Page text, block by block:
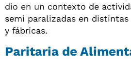
dio en un contexto de
semi paralizadas en
y fábricas.
Paritaria de